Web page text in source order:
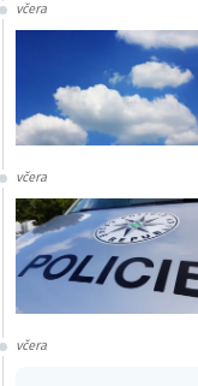
včera
včera
včera